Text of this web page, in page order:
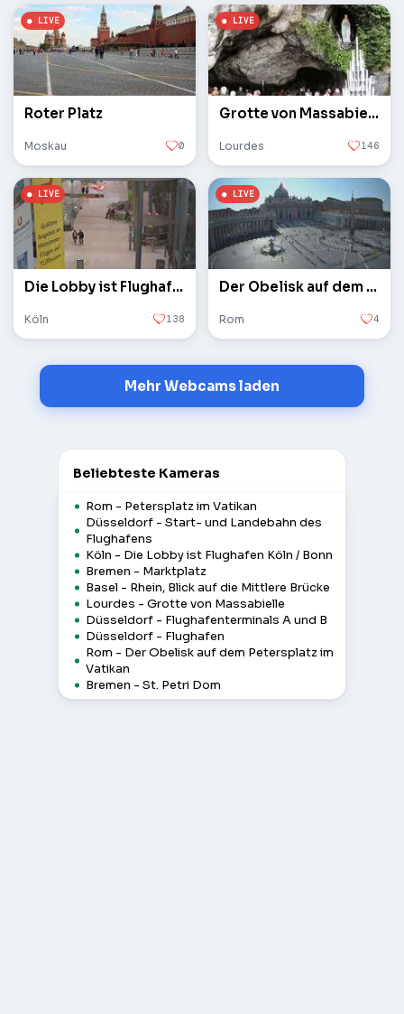
Roter Platz
Moskau 0
Grotte von Massabielle
Lourdes 146
Die Lobby ist Flughafen Köln / Bonn
Köln 138
Der Obelisk auf dem Petersplatz im Vatikan
Rom 4
Mehr Webcams laden
Beliebteste Kameras
Rom - Petersplatz im Vatikan
Düsseldorf - Start- und Landebahn des
Flughafens
Köln - Die Lobby ist Flughafen Köln / Bonn
Bremen - Marktplatz
Basel - Rhein, Blick auf die Mittlere Brücke
Lourdes - Grotte von Massabielle
Düsseldorf - Flughafenterminals A und B
Düsseldorf - Flughafen
Rom - Der Obelisk auf dem Petersplatz im
Vatikan
Bremen - St. Petri Dom